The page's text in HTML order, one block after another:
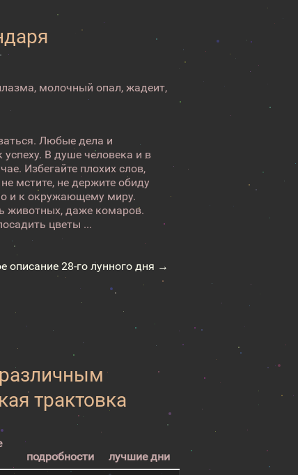
молочный опал, жадеит,
Любые дела и
В душе человека и в
Избегайте плохих слов,
мстите, не держите обиду
и к окружающему миру.
животных, даже комаров.
цветы ...
описание 28-го лунного дня →
трактовка
подробности лучшие дни